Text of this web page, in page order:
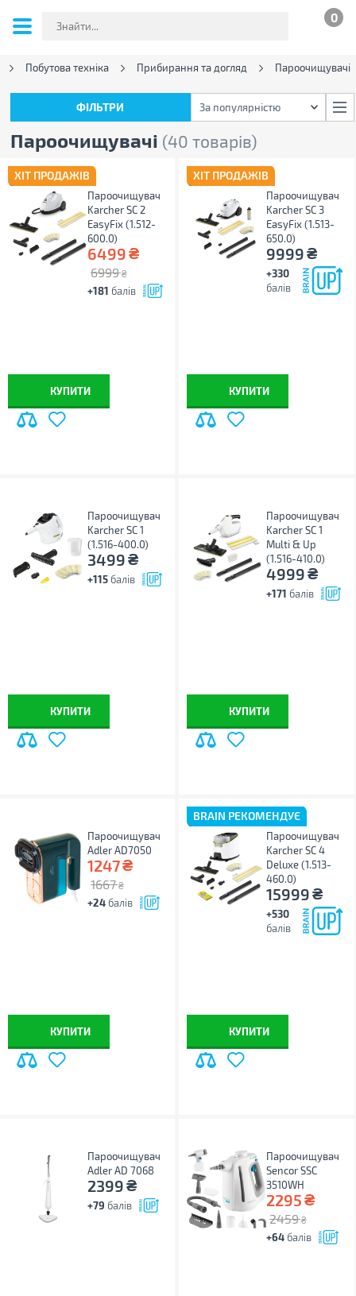
0
Побутова техніка Прибирання та догляд Пароочищувачі
Пароочищувачі (40 товарів)
ФІЛЬТРИ За популярністю
ХІТ ПРОДАЖІВ
Пароочищувач
Karcher SC 2
EasyFix (1.512-
600.0)
6499₴
6999 ₴
+181 балів
КУПИТИ
ХІТ ПРОДАЖІВ
Пароочищувач
Karcher SC 3
EasyFix (1.513-
650.0)
9999₴
+330
балів
КУПИТИ
Пароочищувач
Karcher SC 1
(1.516-400.0)
3499₴
+115 балів
КУПИТИ
Пароочищувач
Karcher SC 1
Multi & Up
(1.516-410.0)
4999₴
+171 балів
КУПИТИ
Пароочищувач
Adler AD7050
1247₴
1667 ₴
+24 балів
КУПИТИ
BRAIN РЕКОМЕНДУЄ
Пароочищувач
Karcher SC 4
Deluxe (1.513-
460.0)
15999₴
+530
балів
КУПИТИ
Пароочищувач
Adler AD 7068
2399₴
+79 балів
Пароочищувач
Sencor SSC
3510WH
2295₴
2459 ₴
+64 балів
ФІЛЬТРИ За популярністю